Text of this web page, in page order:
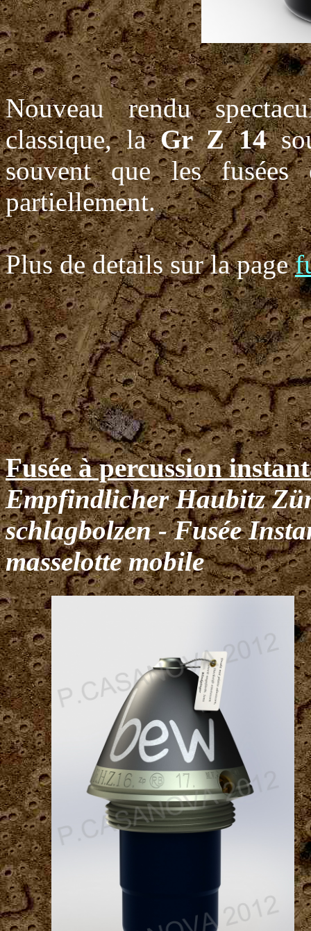
Nouveau rendu
classique, laGr Z 14
souvent que les fusées
partiellement.
Plus de details sur la page
Fusée à percussion
Empfindlicher Haubitz
schlagbolzen - Fusée
masselotte mobile